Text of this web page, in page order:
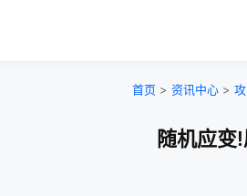
首页 > 资讯中心 >
随机应变